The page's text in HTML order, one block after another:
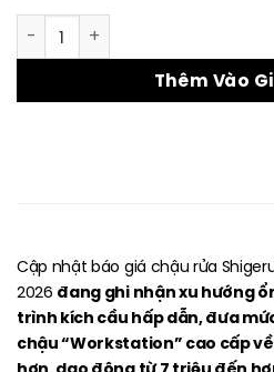
Cập nhật báo giá chậu rửa
Thêm Vào
Cập nhật báo giá chậu rửa
2026 đang ghi nhận xu hướng
trình kích cầu hấp dẫn, đưa
chậu “Workstation” cao cấp